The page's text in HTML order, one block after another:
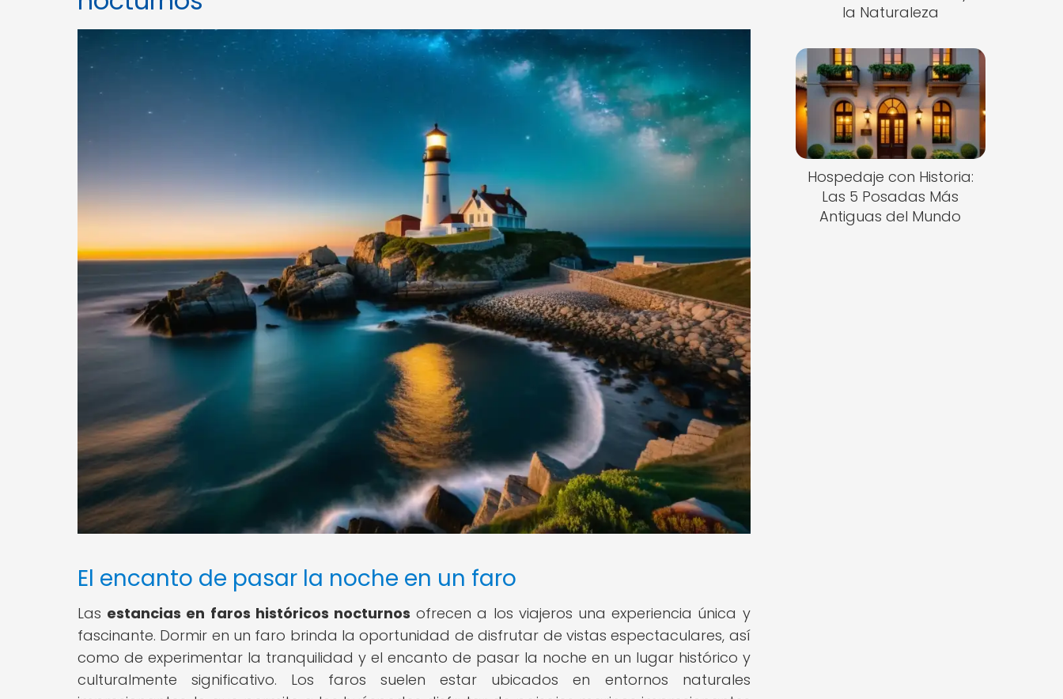
El encanto de pasar la noche en un faro
Las estancias en faros históricos nocturnos ofrecen a los viajeros una experiencia única y
fascinante. Dormir en un faro brinda la oportunidad de disfrutar de vistas espectaculares, así
como de experimentar la tranquilidad y el encanto de pasar la noche en un lugar histórico y
culturalmente significativo. Los faros suelen estar ubicados en entornos naturales
la Naturaleza
Hospedaje con Historia:
Las 5 Posadas Más
Antiguas del Mundo